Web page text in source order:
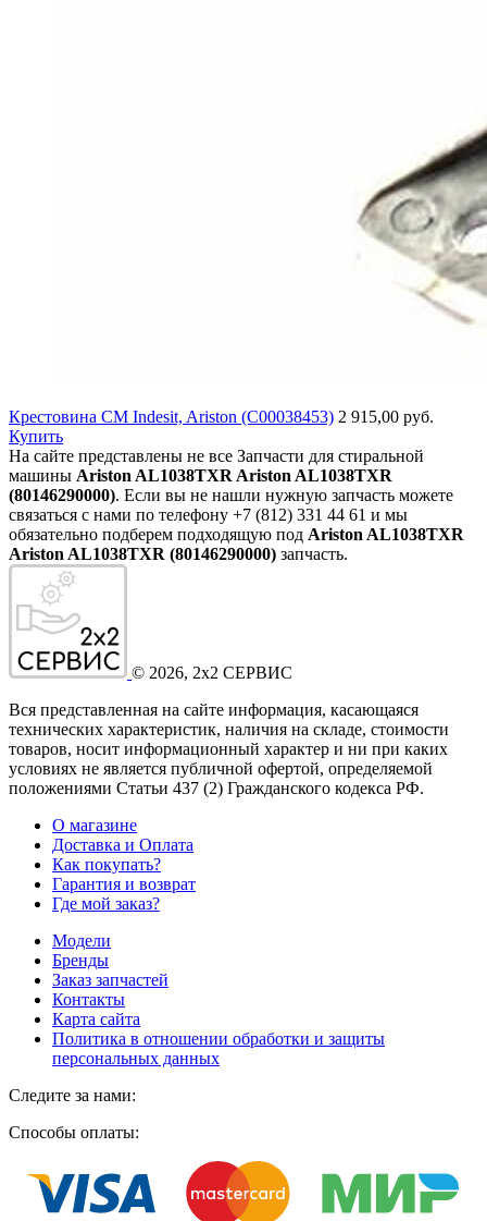
Крестовина СМ Indesit, Ariston (C00038453) 2 915,00 руб.
Купить
На сайте представлены не все Запчасти для стиральной
машины Ariston AL1038TXR Ariston AL1038TXR
(80146290000). Если вы не нашли нужную запчасть можете
связаться с нами по телефону +7 (812) 331 44 61 и мы
обязательно подберем подходящую под Ariston AL1038TXR
Ariston AL1038TXR (80146290000) запчасть.
© 2026, 2x2 СЕРВИС
Вся представленная на сайте информация, касающаяся
технических характеристик, наличия на складе, стоимости
товаров, носит информационный характер и ни при каких
условиях не является публичной офертой, определяемой
положениями Статьи 437 (2) Гражданского кодекса РФ.
О магазине
Доставка и Оплата
Как покупать?
Гарантия и возврат
Где мой заказ?
Модели
Бренды
Заказ запчастей
Контакты
Карта сайта
Политика в отношении обработки и защиты
персональных данных
Следите за нами:
Способы оплаты: